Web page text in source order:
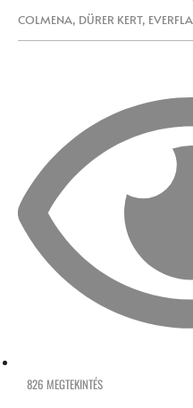
COLMENA, DÜRER KERT,
826 MEGTEKINTÉS